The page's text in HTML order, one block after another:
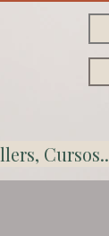
Cursos..